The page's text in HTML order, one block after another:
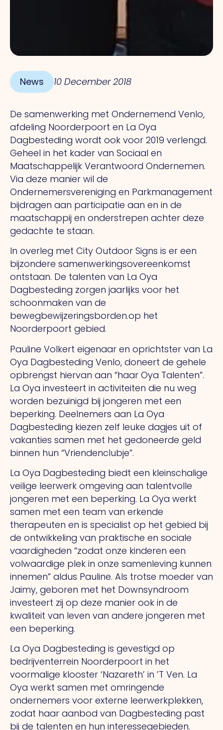
News 10 December 2018
De samenwerking met Ondernemend Venlo,
afdeling Noorderpoort en La Oya
Dagbesteding wordt ook voor 2019 verlengd.
Geheel in het kader van Sociaal en
Maatschappelijk Verantwoord Ondernemen.
Via deze manier wil de
Ondernemersvereniging en Parkmanagement
bijdragen aan participatie aan en in de
maatschappij en onderstrepen achter deze
gedachte te staan.
In overleg met City Outdoor Signs is er een
bijzondere samenwerkingsovereenkomst
ontstaan. De talenten van La Oya
Dagbesteding zorgen jaarlijks voor het
schoonmaken van de
bewegbewijzeringsborden.op het
Noorderpoort gebied.
Pauline Volkert eigenaar en oprichtster van La
Oya Dagbesteding Venlo, doneert de gehele
opbrengst hiervan aan “haar Oya Talenten”.
La Oya investeert in activiteiten die nu weg
worden bezuinigd bij jongeren met een
beperking. Deelnemers aan La Oya
Dagbesteding kiezen zelf leuke dagjes uit of
vakanties samen met het gedoneerde geld
binnen hun “Vriendenclubje”.
La Oya Dagbesteding biedt een kleinschalige
veilige leerwerk omgeving aan talentvolle
jongeren met een beperking. La Oya werkt
samen met een team van erkende
therapeuten en is specialist op het gebied bij
de ontwikkeling van praktische en sociale
vaardigheden “zodat onze kinderen een
volwaardige plek in onze samenleving kunnen
innemen” aldus Pauline. Als trotse moeder van
Jaimy, geboren met het Downsyndroom
investeert zij op deze manier ook in de
kwaliteit van leven van andere jongeren met
een beperking.
La Oya Dagbesteding is gevestigd op
bedrijventerrein Noorderpoort in het
voormalige klooster ‘Nazareth’ in ’T Ven. La
Oya werkt samen met omringende
ondernemers voor externe leerwerkplekken,
zodat haar aanbod van Dagbesteding past
bij de talenten en hun interessegebieden.